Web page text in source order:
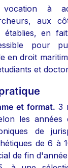
à
aux
établies, en
pour
en droit
et
et format. 3
les années
de
de 6 à
de fin